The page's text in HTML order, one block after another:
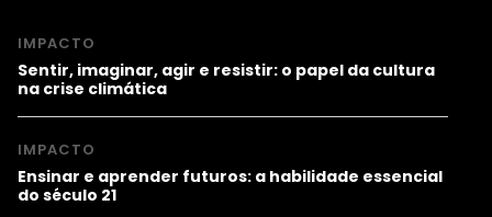
IMPACTO
Sentir, imaginar, agir e resistir: o papel da cultura
na crise climática
IMPACTO
Ensinar e aprender futuros: a habilidade essencial
do século 21